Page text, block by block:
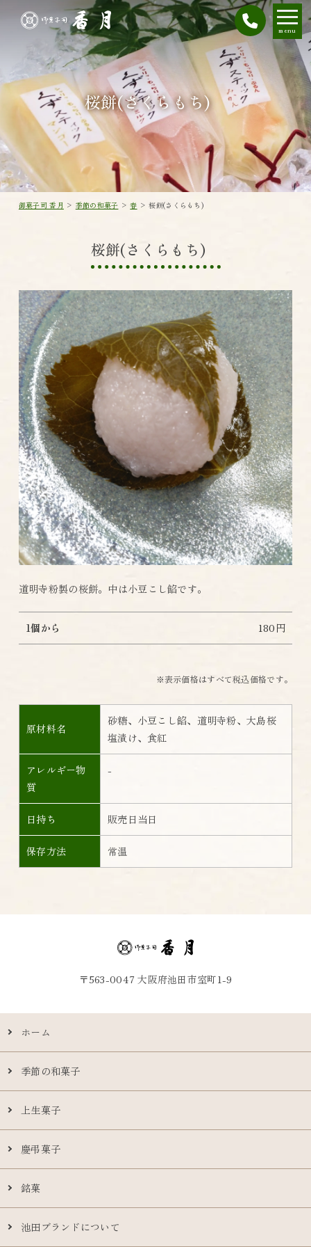
menu
桜餅(さくらもち)
御菓子司 香月 > 季節の和菓子 >春 >桜餅(さくらもち)
桜餅(さくらもち)
道明寺粉製の桜餅。中は小豆こし餡です。
1個から 180円
※表示価格はすべて税込価格です。
原材料名
砂糖、小豆こし餡、道明寺粉、大島桜
塩漬け、食紅
アレルギー物
質
-
日持ち 販売日当日
保存方法 常温
〒563-0047 大阪府池田市室町1-9
ホーム
季節の和菓子
上生菓子
慶弔菓子
銘菓
池田ブランドについて